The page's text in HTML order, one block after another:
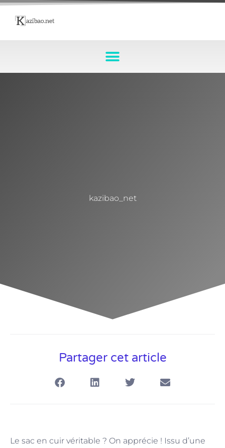
kazibao_net
Partager cet article
Le sac en cuir véritable ? On apprécie ! Issu d’une